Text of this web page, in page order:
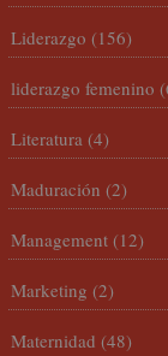
Liderazgo (156)
liderazgo femenino
Literatura (4)
Maduración (2)
Management (12)
Marketing (2)
Maternidad (48)